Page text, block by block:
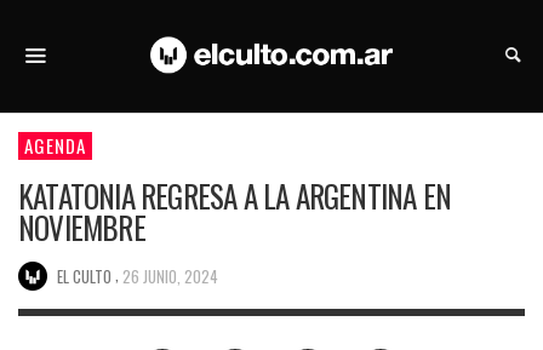
AGENDA
KATATONIA REGRESA A LA ARGENTINA EN
NOVIEMBRE
EL CULTO 26 JUNIO, 2024